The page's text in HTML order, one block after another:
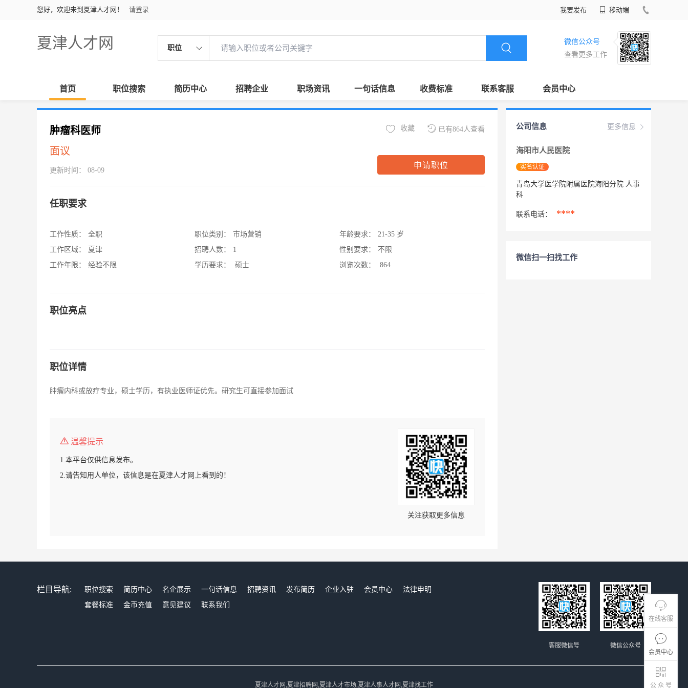
您好，欢迎来到夏津人才网！ 请登录 我要发布 移动端
夏津人才网 职位
微信公众号
查看更多工作
首页 职位搜索 简历中心 招聘企业 职场资讯 一句话信息 收费标准 联系客服 会员中心
在线客服
会员中心
公 众 号
肿瘤科医师
面议
更新时间： 08-09
已有864人查看
收藏
申请职位
任职要求
工作性质：
全职
工作区域：
夏津
工作年限：
经验不限
职位类别：
市场营销
招聘人数：
1
学历要求：
硕士
年龄要求：
21-35 岁
性别要求：
不限
浏览次数：
864
职位亮点
职位详情
肿瘤内科或放疗专业，硕士学历，有执业医师证优先。研究生可直接参加面试
温馨提示
1.本平台仅供信息发布。
2.请告知用人单位，该信息是在夏津人才网上看到的！
关注获取更多信息
更多信息
公司信息
海阳市人民医院
实名认证
青岛大学医学院附属医院海阳分院 人事
科
联系电话： ****
微信扫一扫找工作
栏目导航: 职位搜索 简历中心 名企展示 一句话信息 招聘资讯 发布简历 企业入驻 会员中心
法律申明
套餐标准
金币充值 意见建议 联系我们
微信公众号
客服微信号
夏津人才网,夏津招聘网,夏津人才市场,夏津人事人才网,夏津找工作